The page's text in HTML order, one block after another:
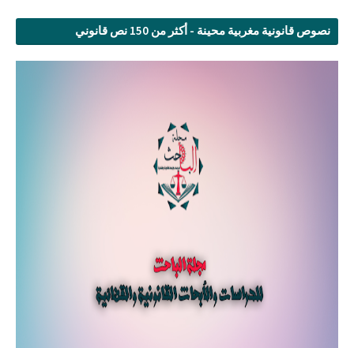
نصوص قانونية مغربية محينة - أكثر من 150 نص قانوني